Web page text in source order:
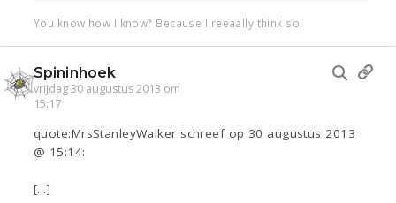
You know how I know? Because I reeaally think so!
Spininhoek
vrijdag 30 augustus 2013 om
15:17
quote:MrsStanleyWalker schreef op 30 augustus 2013
@ 15:14:
[...]